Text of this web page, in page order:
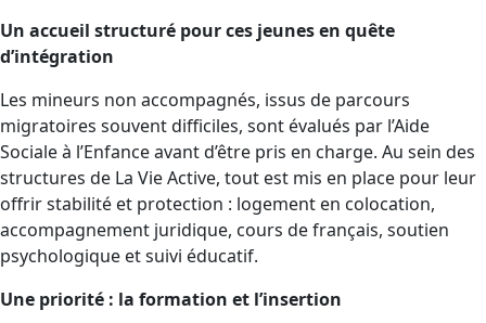
Un accueil structuré pour ces jeunes en quête
d’intégration
Les mineurs non accompagnés, issus de parcours
migratoires souvent difficiles, sont évalués par l’Aide
Sociale à l’Enfance avant d’être pris en charge. Au sein des
structures de La Vie Active, tout est mis en place pour leur
offrir stabilité et protection : logement en colocation,
accompagnement juridique, cours de français, soutien
psychologique et suivi éducatif.
Une priorité : la formation et l’insertion